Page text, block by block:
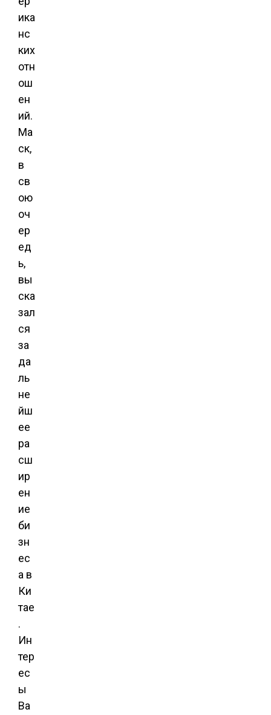
ика
нс
ких
отн
ош
ен
ий.
Ма
ск,
в
св
ою
оч
ер
ед
ь,
вы
ска
зал
ся
за
да
ль
не
йш
ее
ра
сш
ир
ен
ие
би
зн
ес
а в
Ки
тае
.
Ин
тер
ес
ы
Ва